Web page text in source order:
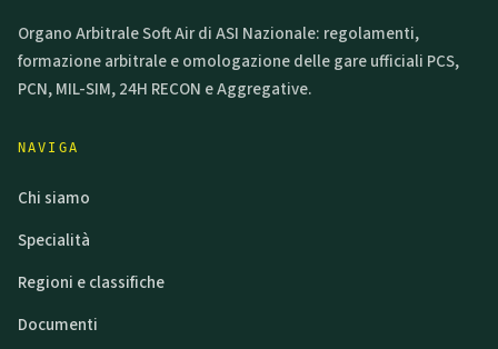
Organo Arbitrale Soft Air di ASI Nazionale: regolamenti,
formazione arbitrale e omologazione delle gare ufficiali PCS,
PCN, MIL-SIM, 24H RECON e Aggregative.
NAVIGA
Chi siamo
Specialità
Regioni e classifiche
Documenti